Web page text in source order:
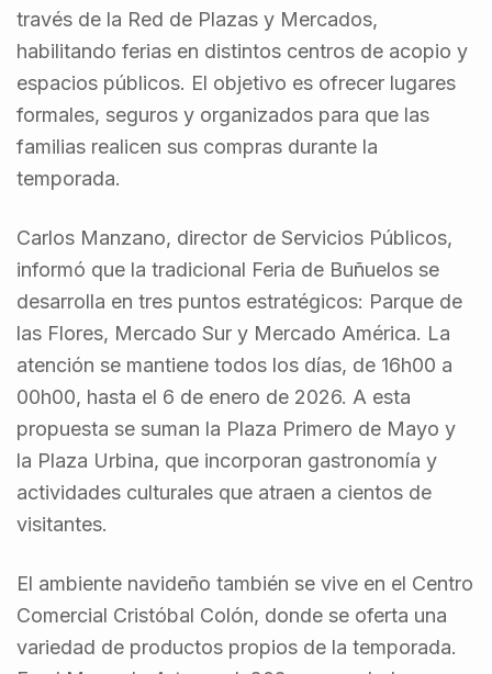
través de la Red de Plazas y Mercados,
habilitando ferias en distintos centros de acopio y
espacios públicos. El objetivo es ofrecer lugares
formales, seguros y organizados para que las
familias realicen sus compras durante la
temporada.
Carlos Manzano, director de Servicios Públicos,
informó que la tradicional Feria de Buñuelos se
desarrolla en tres puntos estratégicos: Parque de
las Flores, Mercado Sur y Mercado América. La
atención se mantiene todos los días, de 16h00 a
00h00, hasta el 6 de enero de 2026. A esta
propuesta se suman la Plaza Primero de Mayo y
la Plaza Urbina, que incorporan gastronomía y
actividades culturales que atraen a cientos de
visitantes.
El ambiente navideño también se vive en el Centro
Comercial Cristóbal Colón, donde se oferta una
variedad de productos propios de la temporada.